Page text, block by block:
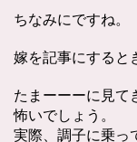
ちなみにですね。
嫁を記事にすると
たまーーーに見て
怖いでしょう。
実際、調子に乗っ